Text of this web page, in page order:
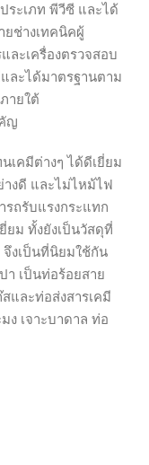
ะเภท พีวีซี และได้
ช่างเทคนิคผู้
ละเครื่องตรวจสอบ
ละได้มาตรฐานตาม
ายใต้
ญ
คมีต่างๆ ได้ดีเยี่ยม
งดี และไม่ไหม้ไฟ
ถรับแรงกระแทก
ยม ทั้งยังเป็นวัสดุที่
จึงเป็นที่นิยมใช้กัน
า เป็นท่อร้อยสาย
และท่อส่งสารเคมี
ง เจาะบาดาล ท่อ